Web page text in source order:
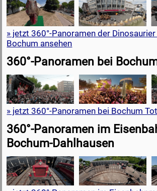
» jetzt 360°-Panoramen der
Bochum ansehen
360°-Panoramen bei
» jetzt 360°-Panoramen bei Bochum
360°-Panoramen im
Bochum-Dahlhausen